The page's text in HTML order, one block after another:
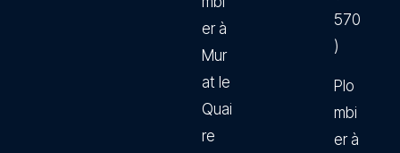
er à
Mur
at le
Quai
re
570
)
Plo
mbi
er à